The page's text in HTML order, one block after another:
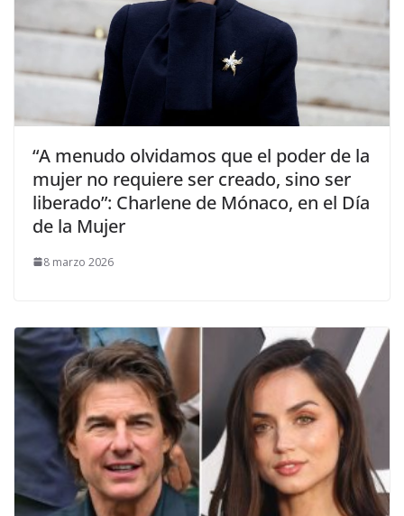
​“A menudo olvidamos que el poder de la
mujer no requiere ser creado, sino ser
liberado”: Charlene de Mónaco, en el Día
de la Mujer
8 marzo 2026